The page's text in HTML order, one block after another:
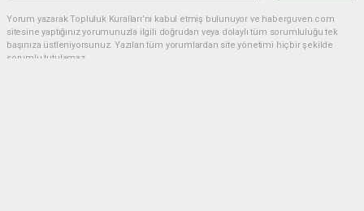
Yorum yazarak Topluluk Kuralları’nı kabul etmiş bulunuyor ve haberguven.com
sitesine yaptığınız yorumunuzla ilgili doğrudan veya dolaylı tüm sorumluluğu tek
başınıza üstleniyorsunuz. Yazılan tüm yorumlardan site yönetimi hiçbir şekilde
sorumlu tutulamaz.